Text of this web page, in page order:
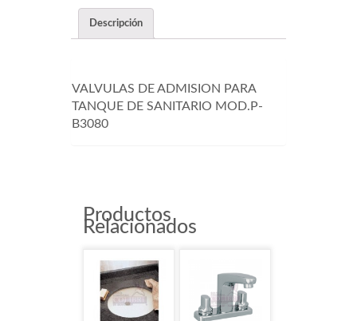
Descripción
VALVULAS DE ADMISION PARA
TANQUE DE SANITARIO MOD.P-
B3080
Productos
Relacionados